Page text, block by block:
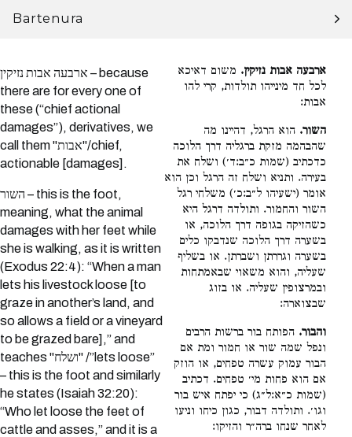
Bartenura
ארבעה אבות נזיקין – because
there are for every one of
these (“chief actional
damages”), derivatives, we
call them "אבות"/chief,
actionable [damages].
השור – this is the foot,
meaning, what the animal
damages with her feet while
she is walking, as it is written
(Exodus 22:4): “When a man
lets his livestock loose [to
graze in another’s land, and
so allows a field or a vineyard
to be grazed bare],” and
teaches "ושלח" /”lets loose”
– this is the foot and similarly
he states (Isaiah 32:20):
“Who let loose the feet of
cattle and asses,” and it is a
ארבעה אבות נזיקין. משום דאיכא
לכל חד מינייהו תולדות, קרי להו
אבות:
השור. הוא הרגל, דהיינו מה
שהבהמה מזקת ברגליה דרך הלוכה
כדכתיב (שמות כ״ב:ד׳) ושלח את
בעירה. ותניא ושלח זה הרגל וכן הוא
אומר (ישעיהו ל״ב:כ׳) משלחי רגל
השור והחמור. ותולדה דרגל היא
כשהזיקה בגופה דרך הלוכה, או
בשערה דרך הלוכה שנדבקו כלים
בשערה וגררתן ושברתן. או בשליף
שעליה, והוא משאוי שבאמתחות
ובמרצופין שעליה. או בזוג
שבצוארה:
והבור. הפותח בור ברשות הרבים
ונפל שמה שור או חמור ומת אם
הבור עמוק עשרה טפחים, או הוזק
אם הוא פחות מי׳ טפחים. דכתיב
(שמות כ״א:ל״ג) כי יפתח איש בור
וגו׳. ותולדה דבור, כגון כיחו וניעו
לאחר שנחו ברה״ר והזיקו: